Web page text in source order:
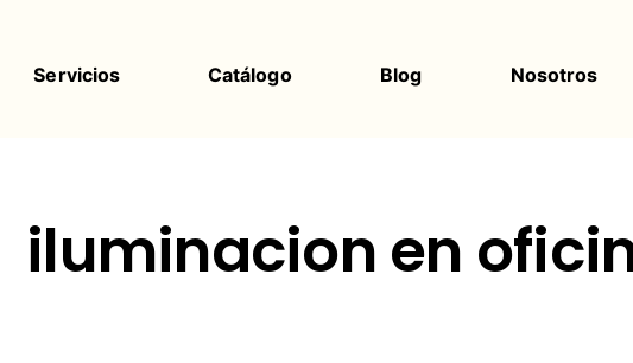
Servicios Catálogo Blog Nosotros
iluminacion en